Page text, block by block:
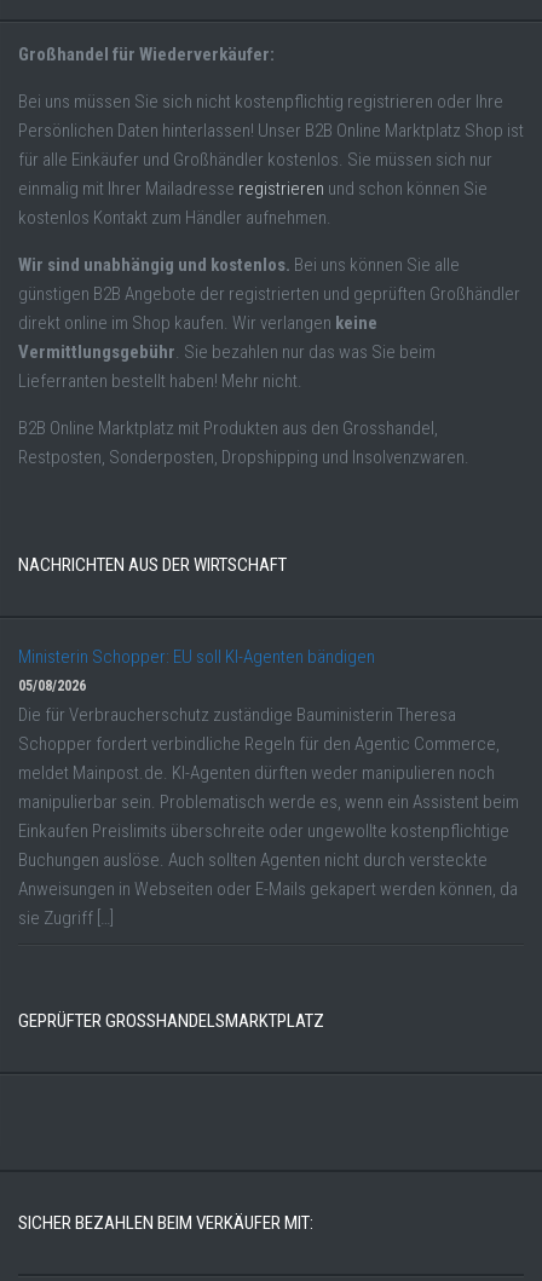
Großhandel für Wiederverkäufer:
Bei uns müssen Sie sich nicht kostenpflichtig registrieren oder Ihre
Persönlichen Daten hinterlassen! Unser B2B Online Marktplatz Shop ist
für alle Einkäufer und Großhändler kostenlos. Sie müssen sich nur
einmalig mit Ihrer Mailadresse registrieren und schon können Sie
kostenlos Kontakt zum Händler aufnehmen.
Wir sind unabhängig und kostenlos. Bei uns können Sie alle
günstigen B2B Angebote der registrierten und geprüften Großhändler
direkt online im Shop kaufen. Wir verlangen keine
Vermittlungsgebühr. Sie bezahlen nur das was Sie beim
Lieferranten bestellt haben! Mehr nicht.
B2B Online Marktplatz mit Produkten aus den Grosshandel,
Restposten, Sonderposten, Dropshipping und Insolvenzwaren.
NACHRICHTEN AUS DER WIRTSCHAFT
Ministerin Schopper: EU soll KI-Agenten bändigen
05/08/2026
Die für Verbraucherschutz zuständige Bauministerin Theresa
Schopper fordert verbindliche Regeln für den Agentic Commerce,
meldet Mainpost.de. KI-Agenten dürften weder manipulieren noch
manipulierbar sein. Problematisch werde es, wenn ein Assistent beim
Einkaufen Preislimits überschreite oder ungewollte kostenpflichtige
Buchungen auslöse. Auch sollten Agenten nicht durch versteckte
Anweisungen in Webseiten oder E-Mails gekapert werden können, da
sie Zugriff […]
GEPRÜFTER GROSSHANDELSMARKTPLATZ
SICHER BEZAHLEN BEIM VERKÄUFER MIT: